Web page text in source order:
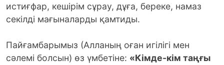
истиғфар, кешірім сұрау, дұға, береке, намаз
секілді мағыналарды қамтиды.
Пайғамбарымыз (Алланың оған игілігі мен
сәлемі болсын) өз үмбетіне: «Кімде-кім таңғы